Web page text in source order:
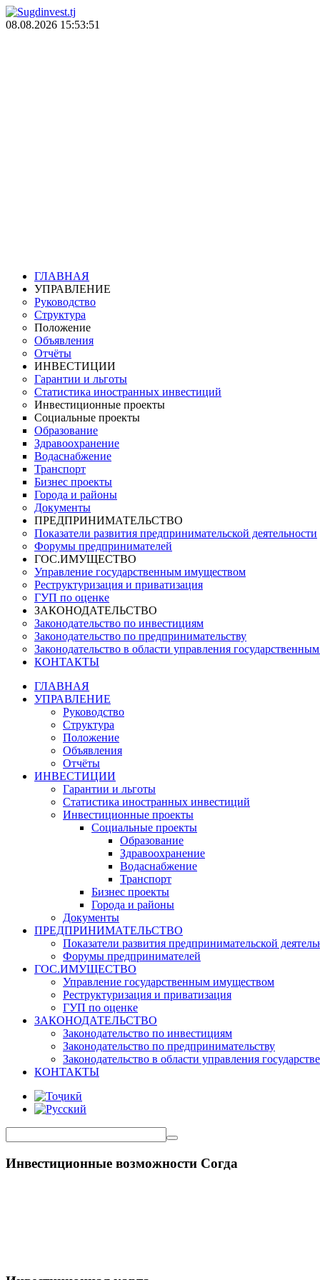
08.08.2026 15:53:51
ГЛАВНАЯ
УПРАВЛЕНИЕ
Руководство
Структура
Положение
Объявления
Отчёты
ИНВЕСТИЦИИ
Гарантии и льготы
Статистика иностранных инвестиций
Инвестиционные проекты
Социальные проекты
Образование
Здравоохранение
Водаснабжение
Транспорт
Бизнес проекты
Города и районы
Документы
ПРЕДПРИНИМАТЕЛЬСТВО
Показатели развития предпринимательской деятельности
Форумы предпринимателей
ГОС.ИМУЩЕСТВО
Управление государственным имуществом
Реструктуризация и приватизация
ГУП по оценке
ЗАКОНОДАТЕЛЬСТВО
Законодательство по инвестициям
Законодательство по предпринимательству
Законодательство в области управления
КОНТАКТЫ
ГЛАВНАЯ
УПРАВЛЕНИЕ
Руководство
Структура
Положение
Объявления
Отчёты
ИНВЕСТИЦИИ
Гарантии и льготы
Статистика иностранных инвестиций
Инвестиционные проекты
Социальные проекты
Образование
Здравоохранение
Водаснабжение
Транспорт
Бизнес проекты
Города и районы
Документы
ПРЕДПРИНИМАТЕЛЬСТВО
Показатели развития предпринимательской
Форумы предпринимателей
ГОС.ИМУЩЕСТВО
Управление государственным имуществом
Реструктуризация и приватизация
ГУП по оценке
ЗАКОНОДАТЕЛЬСТВО
Законодательство по инвестициям
Законодательство по предпринимательству
Законодательство в области управления
КОНТАКТЫ
Инвестиционные возможности Согда